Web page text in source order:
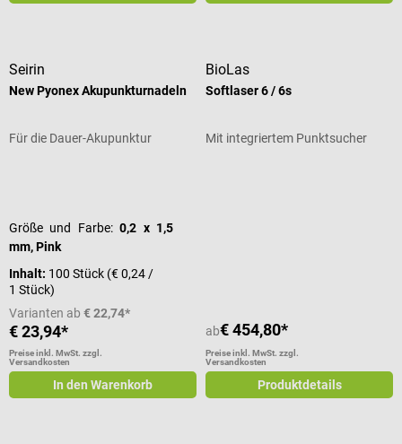
Seirin
New Pyonex Akupunkturnadeln
Für die Dauer-Akupunktur
Größe und Farbe: 0,2 x 1,5
mm, Pink
Inhalt: 100 Stück (€ 0,24 /
1 Stück)
Varianten ab € 22,74*
€ 23,94*
Preise inkl. MwSt. zzgl.
Versandkosten
In den Warenkorb
BioLas
Softlaser 6 / 6s
Mit integriertem Punktsucher
ab€ 454,80*
Preise inkl. MwSt. zzgl.
Versandkosten
Produktdetails